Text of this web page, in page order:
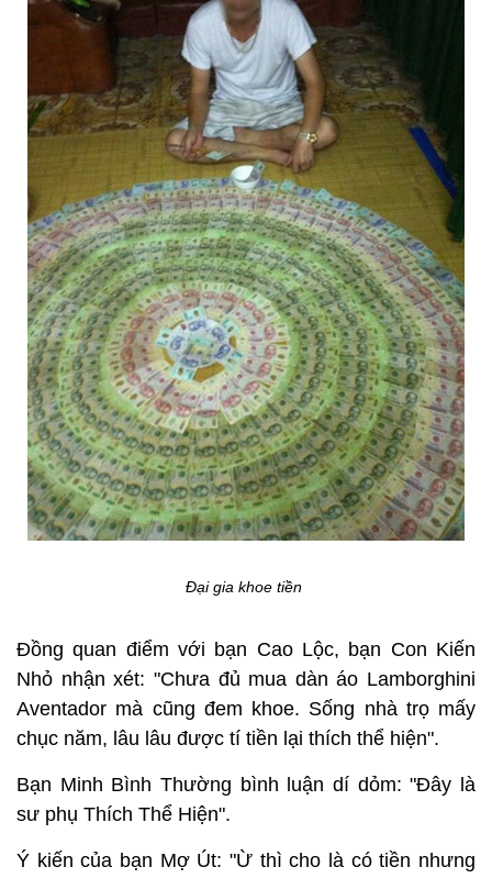
Đại gia khoe tiền
Đồng quan điểm với bạn Cao Lộc, bạn Con Kiến
Nhỏ nhận xét: "Chưa đủ mua dàn áo Lamborghini
Aventador mà cũng đem khoe. Sống nhà trọ mấy
chục năm, lâu lâu được tí tiền lại thích thể hiện".
Bạn Minh Bình Thường bình luận dí dỏm: "Đây là
sư phụ Thích Thể Hiện".
Ý kiến của bạn Mợ Út: "Ừ thì cho là có tiền nhưng